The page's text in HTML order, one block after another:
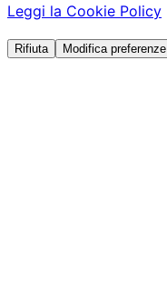
Leggi la Cookie Policy
Rifiuta Modifica preferenze